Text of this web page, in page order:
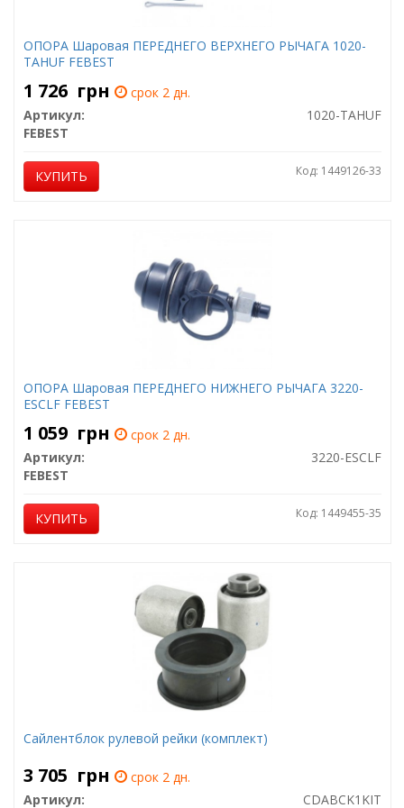
ОПОРА Шаровая ПЕРЕДНЕГО ВЕРХНЕГО РЫЧАГА 1020-
TAHUF FEBEST
1 726 грн
срок 2 дн.
Артикул:
1020-TAHUF
FEBEST
КУПИТЬ Код: 1449126-33
ОПОРА Шаровая ПЕРЕДНЕГО НИЖНЕГО РЫЧАГА 3220-
ESCLF FEBEST
1 059 грн
срок 2 дн.
Артикул:
3220-ESCLF
FEBEST
КУПИТЬ Код: 1449455-35
Сайлентблок рулевой рейки (комплект)
3 705 грн
срок 2 дн.
Артикул:
CDABCK1KIT